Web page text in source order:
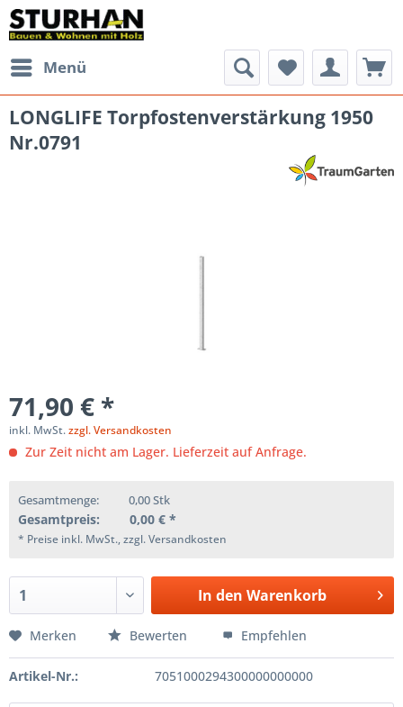
Menü
LONGLIFE Torpfostenverstärkung 1950
Nr.0791
71,90 € *
inkl. MwSt.zzgl. Versandkosten
Zur Zeit nicht am Lager. Lieferzeit auf Anfrage.
Gesamtmenge: 0,00Stk
Gesamtpreis: 0,00 € *
* Preise inkl. MwSt., zzgl. Versandkosten
In den Warenkorb
Merken Bewerten Empfehlen
Artikel-Nr.: 7051000294300000000000